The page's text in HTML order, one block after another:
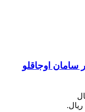
اوجاقلو
ریال